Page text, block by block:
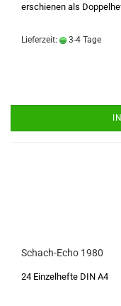
erschienen als
Lieferzeit: 3-4 Tage
Schach-Echo 1980
24 Einzelhefte DIN A4